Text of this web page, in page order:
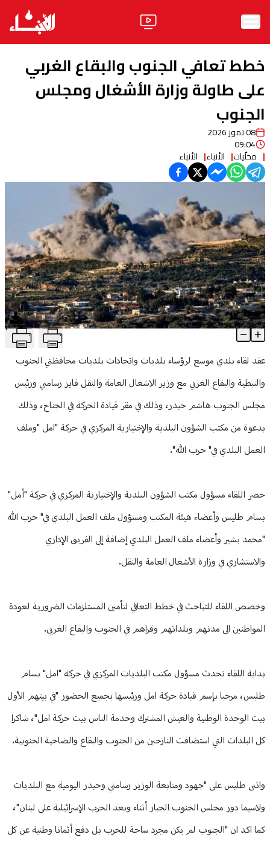
الأخبار
ثقافة ومجتمع
منوعات
آراء
فيديو
مواقف
وليد جنبلاط
ابحث
خطط تعافي الجنوب والبقاع الغربي
على طاولة وزارة الأشغال ومجلس
الجنوب
08 تموز 2026
09:04
محلّيات الأنباء الأنباء
خطط تعافي الجنوب والبقاع الغربي على طاولة وزارة الأشغال T
Article Content
عقد لقاء بلدي موسع لرؤساء بلديات واتحادات بلديات محافظتي الجنوب
والنبطية والبقاع الغربي مع وزير الاشغال العامة والنقل فايز رسامني ورئيس
مجلس الجنوب هاشم حيدر، وذلك في مقر قيادة الحركة في الجناح، وذلك
بدعوة من مكتب الشؤون البلدية والإختيارية المركزي في حركة "امل "وملف
العمل البلدي في" حزب الله".
حضر اللقاء مسؤول مكتب الشؤون البلدية والإختيارية المركزي في حركة "أمل"
بسام طليس وأعضاء هيئة المكتب ومسؤول ملف العمل البلدي في" حزب الله
"محمد بشير وأعضاء ملف العمل البلدي إضافة إلى الفريق الإداري
والاستشاري في وزارة الأشغال العامة والنقل.
وخصص اللقاء للتباحث في خطط التعافي لتأمين المستلزمات الضرورية لعودة
المواطنين الى مدنهم وبلداتهم وقراهم في الجنوب والبقاع الغربي.
بداية اللقاء تحدث مسؤول مكتب البلديات المركزي في حركة "امل" بسام
طليس، مرحبا بإسم قيادة حركة امل ورئيسها بجميع الحضور "في بيتهم الأول
بيت الوحدة الوطنية والعيش المشترك وخدمة الناس بيت حركة امل"، شاكرا
كل البلدات التي استضافت النازحين من الجنوب والبقاع والضاحية الجنوبية.
واثنى طليس على "جهود ومتابعة الوزير رسامني وحيدر اليومية مع البلديات
ولاسيما دور مجلس الجنوب الجبار أثناء وبعد الحرب الإسرائيلية على لبنان"،
كما اكد ان "الجنوب لم يكن مجرد ساحة للحرب بل دفع أثمانا وطنية عن كل